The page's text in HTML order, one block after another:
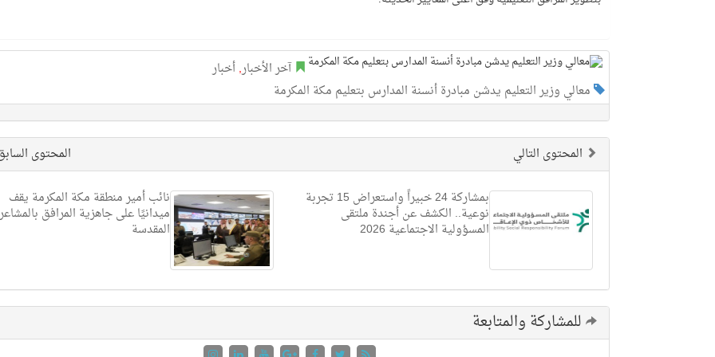
آخر الأخبار,أخبار
معالي وزير التعليم يدشن مبادرة أنسنة المدارس بتعليم مكة المكرمة
المحتوى المحتوى التالي
نائب أمير منطقة مكة المكرمة يقف
ميدانيًا على جاهزية المرافق
المقدسة
بمشاركة 24 خبيراً واستعراض 15 تجربة
نوعية.. الكشف عن أجندة ملتقى
المسؤولية الاجتماعية 2026
للمشاركة والمتابعة